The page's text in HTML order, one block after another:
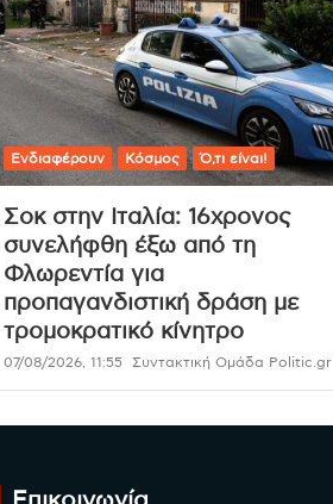
Ενδιαφέρουν Κόσμος Ό,τι είναι!
Σοκ στην Ιταλία: 16χρονος
συνελήφθη έξω από τη
Φλωρεντία για
προπαγανδιστική δράση με
τρομοκρατικό κίνητρο
07/08/2026, 11:55 Συντακτική Ομάδα Politic.gr